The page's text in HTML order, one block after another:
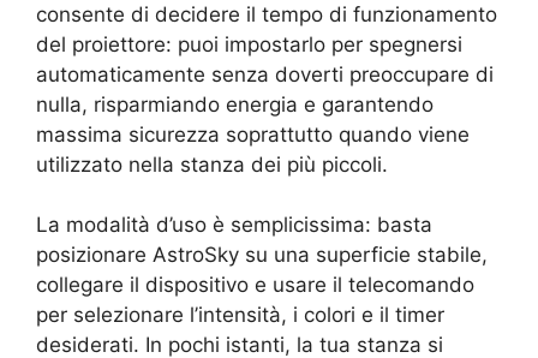
consente di decidere il tempo di funzionamento
del proiettore: puoi impostarlo per spegnersi
automaticamente senza doverti preoccupare di
nulla, risparmiando energia e garantendo
massima sicurezza soprattutto quando viene
utilizzato nella stanza dei più piccoli.
La modalità d’uso è semplicissima: basta
posizionare AstroSky su una superficie stabile,
collegare il dispositivo e usare il telecomando
per selezionare l’intensità, i colori e il timer
desiderati. In pochi istanti, la tua stanza si